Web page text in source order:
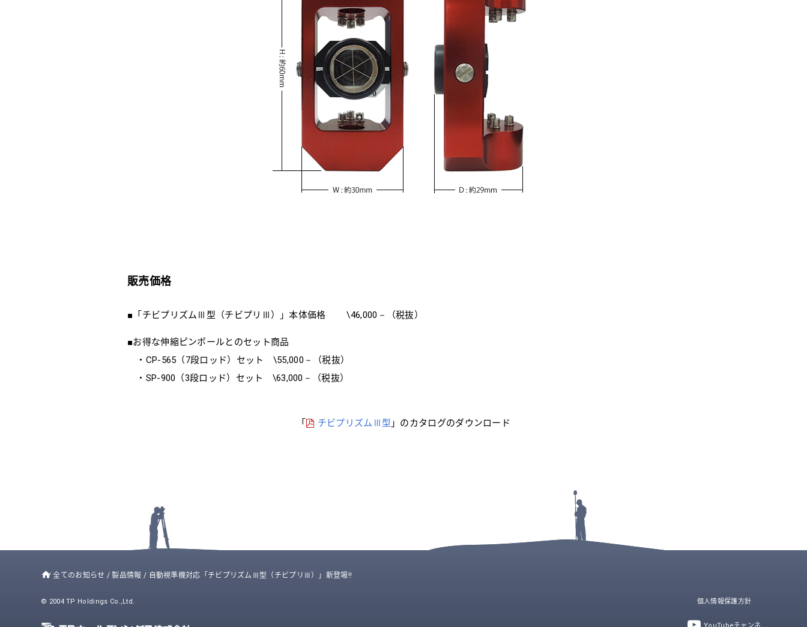
販売価格
■「チビプリズムⅢ型（チビプリⅢ）」本体価格 \46,000－（税抜）
■お得な伸縮ピンポールとのセット商品
・CP-565（7段ロッド）セット \55,000－（税抜）
・SP-900（3段ロッド）セット \63,000－（税抜）
「 チビプリズムⅢ型 」のカタログのダウンロード
/全てのお知らせ /製品情報 / 自動視準機対応「チビプリズムⅢ型（チビプリⅢ）」新登場!!
© 2004 TP Holdings Co.,Ltd. 個人情報保護方針